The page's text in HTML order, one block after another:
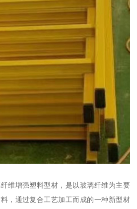
维增强塑料型材，是以玻璃纤维为主要
，通过复合工艺加工而成的一种新型材